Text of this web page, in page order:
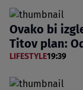
Ovako bi
Titov plan:
LIFESTYLE19:39